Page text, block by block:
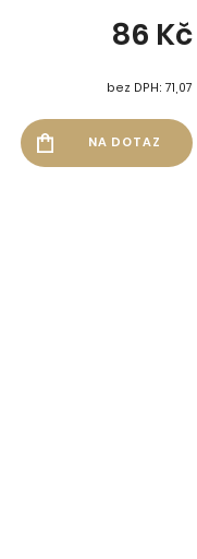
86 Kč
bez DPH: 71,07